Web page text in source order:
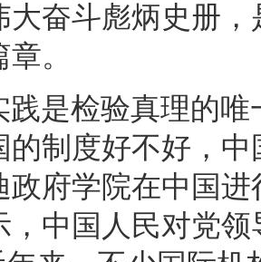
大奋斗彪炳史册
。
检验真理的唯
的制度好不好，
政府学院在中国
，中国人民对党